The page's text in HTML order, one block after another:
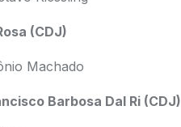
(CDJ)
Machado
Barbosa Dal Ri (CDJ)